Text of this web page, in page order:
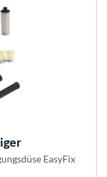
EasyFix